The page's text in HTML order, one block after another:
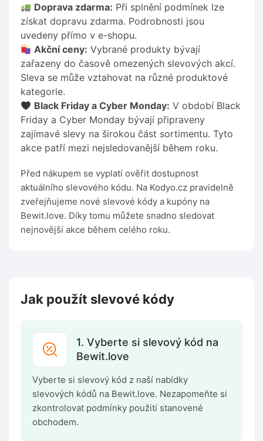
Doprava zdarma: Při splnění podmínek lze
získat dopravu zdarma. Podrobnosti jsou
uvedeny přímo v e-shopu.
Akční ceny: Vybrané produkty bývají
zařazeny do časově omezených slevových akcí.
Sleva se může vztahovat na různé produktové
kategorie.
Black Friday a Cyber Monday: V období Black
Friday a Cyber Monday bývají připraveny
zajímavé slevy na širokou část sortimentu. Tyto
akce patří mezi nejsledovanější během roku.
Před nákupem se vyplatí ověřit dostupnost
aktuálního slevového kódu. Na Kodyo.cz pravidelně
zveřejňujeme nové slevové kódy a kupóny na
Bewit.love. Díky tomu můžete snadno sledovat
nejnovější akce během celého roku.
Jak použít slevové kódy
1. Vyberte si slevový kód na
Bewit.love
Vyberte si slevový kód z naší nabídky
slevových kódů na Bewit.love. Nezapomeňte si
zkontrolovat podmínky použití stanovené
obchodem.